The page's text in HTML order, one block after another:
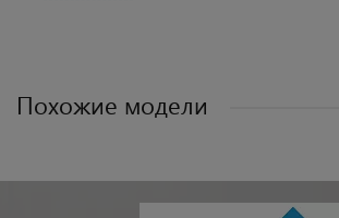
Похожие модели